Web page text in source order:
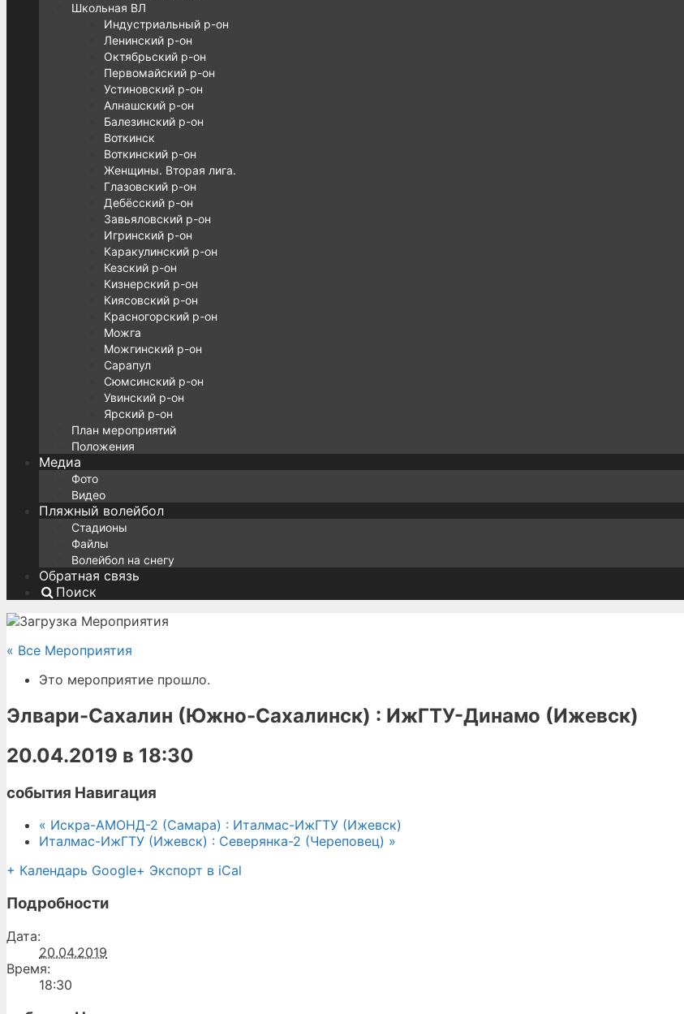
Школьная ВЛ
Индустриальный р-он
Ленинский р-он
Октябрьский р-он
Первомайский р-он
Устиновский р-он
Алнашский р-он
Балезинский р-он
Воткинск
Воткинский р-он
Женщины. Вторая лига.
Глазовский р-он
Дебёсский р-он
Завьяловский р-он
Игринский р-он
Каракулинский р-он
Кезский р-он
Кизнерский р-он
Киясовский р-он
Красногорский р-он
Можга
Можгинский р-он
Сарапул
Сюмсинский р-он
Увинский р-он
Ярский р-он
План мероприятий
Положения
Медиа
Фото
Видео
Пляжный волейбол
Стадионы
Файлы
Волейбол на снегу
Обратная связь
Поиск
« Все Мероприятия
Это мероприятие прошло.
Элвари-Сахалин (Южно-Сахалинск) : ИжГТУ-Динамо (Ижевск)
20.04.2019 в 18:30
события Навигация
« Искра-АМОНД-2 (Самара) : Италмас-ИжГТУ (Ижевск)
Италмас-ИжГТУ (Ижевск) : Северянка-2 (Череповец) »
+ Календарь Google+ Экспорт в iCal
Подробности
Дата:
20.04.2019
Время:
18:30